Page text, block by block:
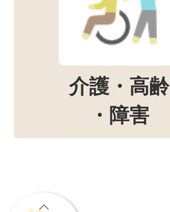
介護・高齢
・障害